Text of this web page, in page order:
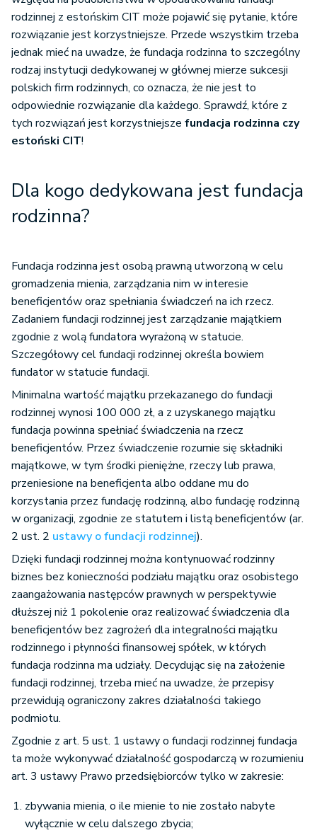
rodzinnej z estońskim CIT może pojawić się pytanie, które
rozwiązanie jest korzystniejsze. Przede wszystkim trzeba
jednak mieć na uwadze, że fundacja rodzinna to szczególny
rodzaj instytucji dedykowanej w głównej mierze sukcesji
polskich firm rodzinnych, co oznacza, że nie jest to
odpowiednie rozwiązanie dla każdego. Sprawdź, które z
tych rozwiązań jest korzystniejsze fundacja rodzinna czy
estoński CIT!
Dla kogo dedykowana jest fundacja
rodzinna?
Fundacja rodzinna jest osobą prawną utworzoną w celu
gromadzenia mienia, zarządzania nim w interesie
beneficjentów oraz spełniania świadczeń na ich rzecz.
Zadaniem fundacji rodzinnej jest zarządzanie majątkiem
zgodnie z wolą fundatora wyrażoną w statucie.
Szczegółowy cel fundacji rodzinnej określa bowiem
fundator w statucie fundacji.
Minimalna wartość majątku przekazanego do fundacji
rodzinnej wynosi 100 000 zł, a z uzyskanego majątku
fundacja powinna spełniać świadczenia na rzecz
beneficjentów. Przez świadczenie rozumie się składniki
majątkowe, w tym środki pieniężne, rzeczy lub prawa,
przeniesione na beneficjenta albo oddane mu do
korzystania przez fundację rodzinną, albo fundację rodzinną
w organizacji, zgodnie ze statutem i listą beneficjentów (ar.
2 ust. 2 ustawy o fundacji rodzinnej).
Dzięki fundacji rodzinnej można kontynuować rodzinny
biznes bez konieczności podziału majątku oraz osobistego
zaangażowania następców prawnych w perspektywie
dłuższej niż 1 pokolenie oraz realizować świadczenia dla
beneficjentów bez zagrożeń dla integralności majątku
rodzinnego i płynności finansowej spółek, w których
fundacja rodzinna ma udziały. Decydując się na założenie
fundacji rodzinnej, trzeba mieć na uwadze, że przepisy
przewidują ograniczony zakres działalności takiego
podmiotu.
Zgodnie z art. 5 ust. 1 ustawy o fundacji rodzinnej fundacja
ta może wykonywać działalność gospodarczą w rozumieniu
art. 3 ustawy Prawo przedsiębiorców tylko w zakresie:
zbywania mienia, o ile mienie to nie zostało nabyte
wyłącznie w celu dalszego zbycia;